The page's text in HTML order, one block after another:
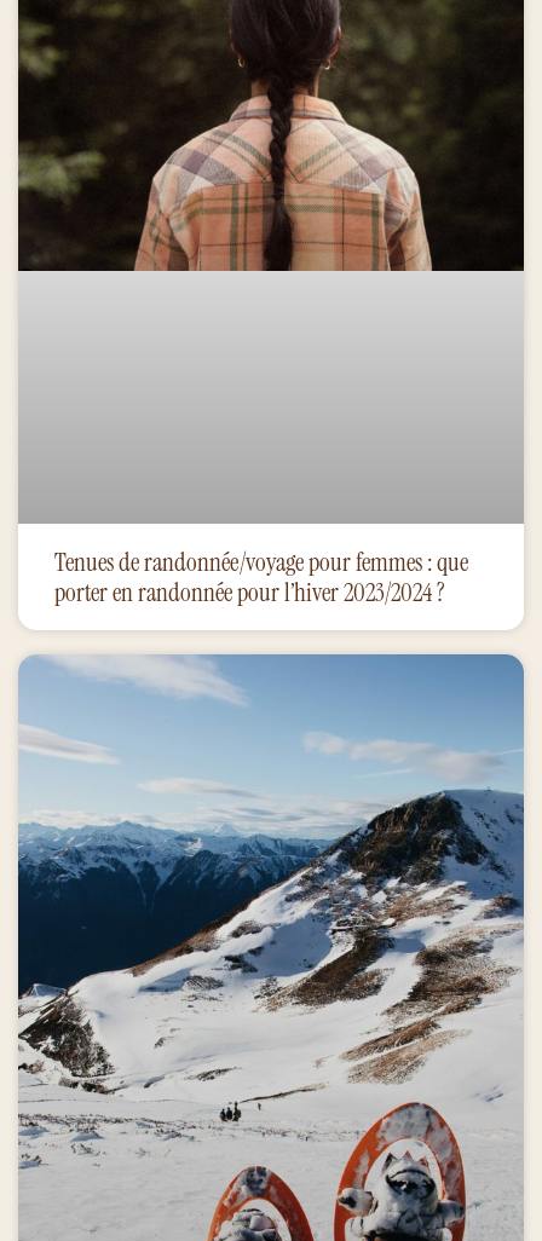
Tenues de randonnée/voyage pour femmes : que
porter en randonnée pour l’hiver 2023/2024 ?